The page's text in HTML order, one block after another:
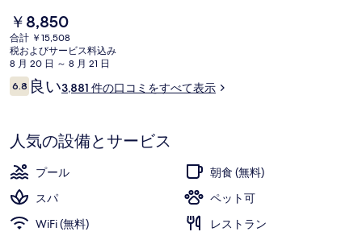
ー
シ
ャ
ン
ロ
ン
ト
ホ
す。
現
在
の
料
金
は
す
￥8,850
合計 ￥15,508
税およびサービス料込み
8 月 20 日 ～ 8 月 21 日
口
コ
6.810段階中6.8
良い3,881 件の口コミをすべて表示
人気の設備とサービス
プール
朝食 (無料)
スパ
ペット可
WiFi (無料)
レストラン